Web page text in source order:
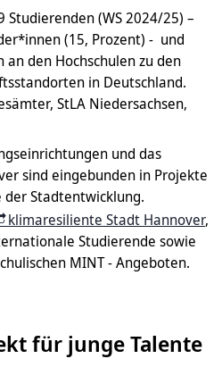
(WS 2024/25) –
(15, Prozent) - und
den Hochschulen zu den
in Deutschland.
StLA Niedersachsen,
und das
sind eingebunden in Projekte
der Stadtentwicklung.
klimaresiliente Stadt Hannover,
Studierende sowie
MINT - Angeboten.
für junge Talente